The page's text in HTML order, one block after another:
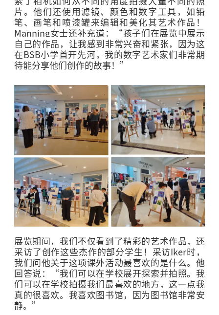
片。他们还使用滤镜、颜色和数字工具，如铅
笔、画笔和喷漆罐来编辑和美化其艺术作品！
Manning女士还补充道：“孩子们在展览中展示
自己的作品，让我感到非常兴奋和紧张，因为这
在BSB小学首开先河，我的数字艺术家们非常期
待能分享他们创作的故事！”
展览期间，我们不仅看到了精彩的艺术作品，还
采访了创作这些杰作的部分学生！采访Iker时，
我们问他关于这项课外活动最喜欢的是什么。他
回答说：“我们可以在学校展开探索并拍照。我
们可以在学校拍摄我们最喜欢的地方，这一点我
真的很喜欢。我喜欢图书馆，因为图书馆非常安
静。”